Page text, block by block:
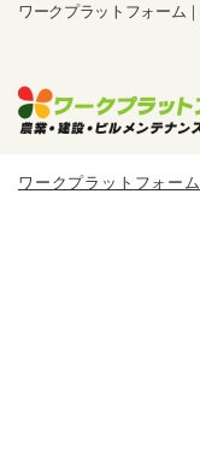
ワークプラットフォーム
ワークプラットフォーム